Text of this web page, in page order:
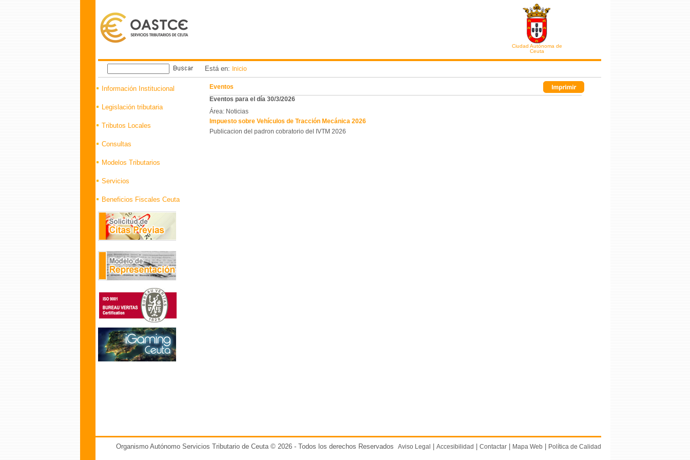
Ciudad Autónoma de
Ceuta
Está en: Inicio
Información Institucional
Legislación tributaria
Tributos Locales
Consultas
Modelos Tributarios
Servicios
Beneficios Fiscales Ceuta
Eventos
Eventos para el día 30/3/2026
Área: Noticias
Impuesto sobre Vehículos de Tracción Mecánica 2026
Publicacion del padron cobratorio del IVTM 2026
Organismo Autónomo Servicios Tributario de Ceuta © 2026 - Todos los derechos Reservados Aviso Legal Accesibilidad Contactar| Mapa Web| Política de Calidad